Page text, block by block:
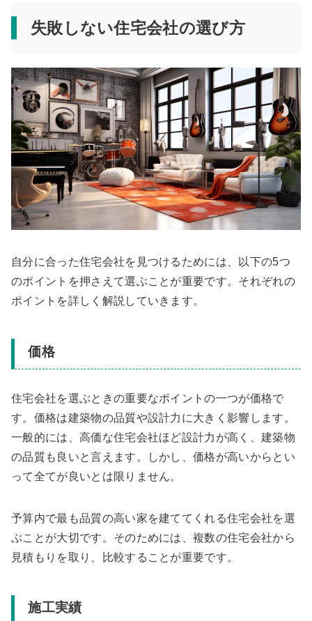
失敗しない住宅会社の選び方
自分に合った住宅会社を見つけるためには、以下の5つ
のポイントを押さえて選ぶことが重要です。それぞれの
ポイントを詳しく解説していきます。
価格
住宅会社を選ぶときの重要なポイントの一つが価格で
す。価格は建築物の品質や設計力に大きく影響します。
一般的には、高価な住宅会社ほど設計力が高く、建築物
の品質も良いと言えます。しかし、価格が高いからとい
って全てが良いとは限りません。
予算内で最も品質の高い家を建ててくれる住宅会社を選
ぶことが大切です。そのためには、複数の住宅会社から
見積もりを取り、比較することが重要です。
施工実績